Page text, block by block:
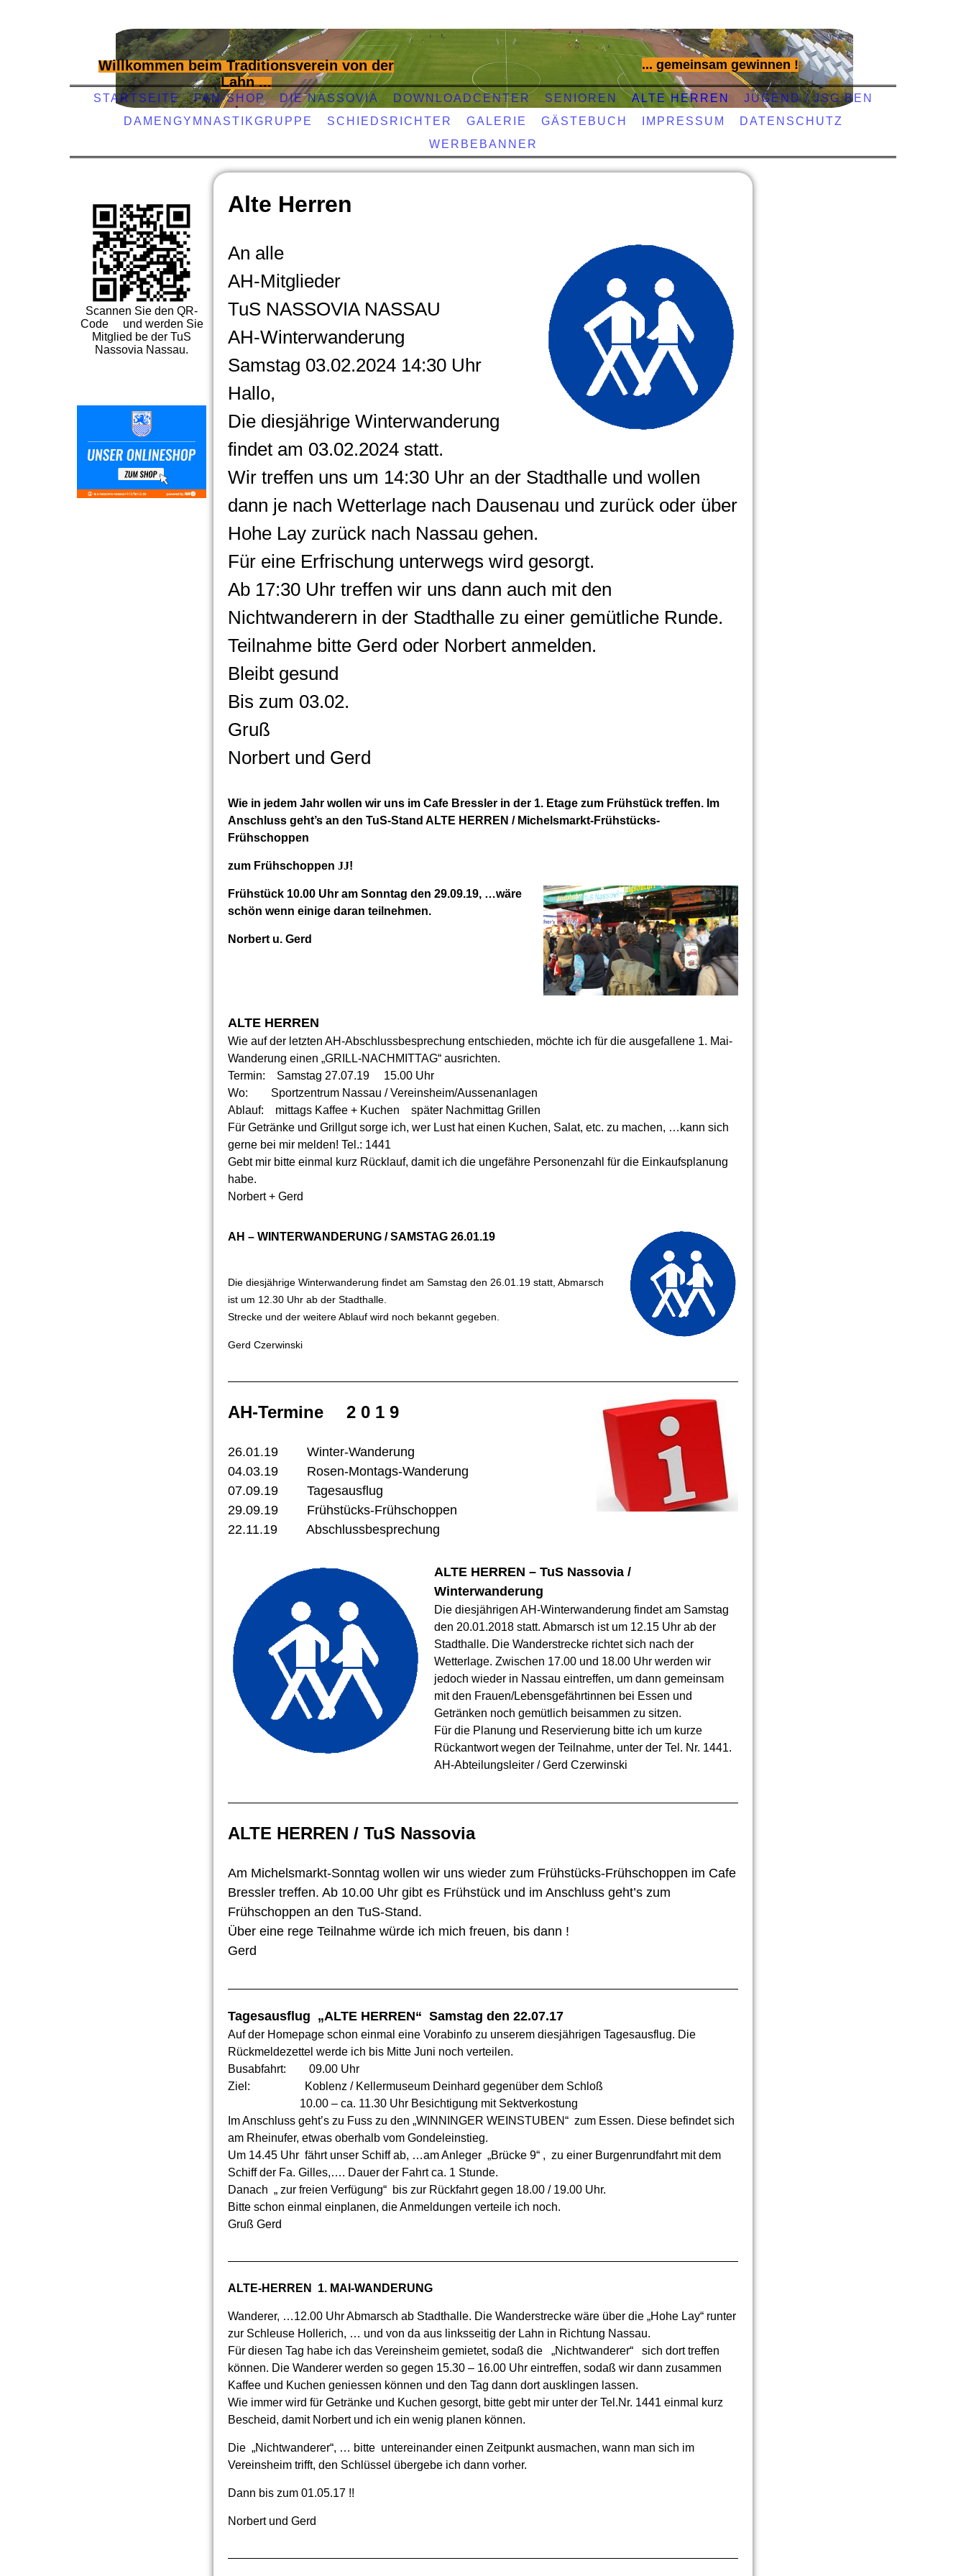
Willkommen beim Traditionsverein von der
Lahn ...
... gemeinsam gewinnen !
STARTSEITE FAN-SHOP DIE NASSOVIA DOWNLOADCENTER SENIOREN ALTE HERREN
JUGEND / JSG BEN
DAMENGYMNASTIKGRUPPE
SCHIEDSRICHTER GALERIE GÄSTEBUCH IMPRESSUM
DATENSCHUTZ
WERBEBANNER
Alte Herren
An alle
AH-Mitglieder
TuS NASSOVIA NASSAU
AH-Winterwanderung
Samstag 03.02.2024 14:30 Uhr
Hallo,
Die diesjährige Winterwanderung
findet am 03.02.2024 statt.
Wir treffen uns um 14:30 Uhr an der Stadthalle und wollen
dann je nach Wetterlage nach Dausenau und zurück oder über
Hohe Lay zurück nach Nassau gehen.
Für eine Erfrischung unterwegs wird gesorgt.
Ab 17:30 Uhr treffen wir uns dann auch mit den
Nichtwanderern in der Stadthalle zu einer gemütliche Runde.
Teilnahme bitte Gerd oder Norbert anmelden.
Bleibt gesund
Bis zum 03.02.
Gruß
Norbert und Gerd
Wie in jedem Jahr wollen wir uns im Cafe Bressler in der 1. Etage zum Frühstück treffen. Im
Anschluss geht’s an den TuS-Stand ALTE HERREN / Michelsmarkt-Frühstücks-
Frühschoppen
zum Frühschoppen JJ!
Frühstück 10.00 Uhr am Sonntag den 29.09.19, …wäre
schön wenn einige daran teilnehmen.
Norbert u. Gerd
ALTE HERREN
Wie auf der letzten AH-Abschlussbesprechung entschieden, möchte ich für die ausgefallene 1. Mai-
Wanderung einen „GRILL-NACHMITTAG“ ausrichten.
Termin: Samstag 27.07.19 15.00 Uhr
Wo: Sportzentrum Nassau / Vereinsheim/Aussenanlagen
Ablauf: mittags Kaffee + Kuchen später Nachmittag Grillen
Für Getränke und Grillgut sorge ich, wer Lust hat einen Kuchen, Salat, etc. zu machen, …kann sich
gerne bei mir melden! Tel.: 1441
Gebt mir bitte einmal kurz Rücklauf, damit ich die ungefähre Personenzahl für die Einkaufsplanung
habe.
Norbert + Gerd
AH – WINTERWANDERUNG / SAMSTAG 26.01.19
Die diesjährige Winterwanderung findet am Samstag den 26.01.19 statt, Abmarsch
ist um 12.30 Uhr ab der Stadthalle.
Strecke und der weitere Ablauf wird noch bekannt gegeben.
Gerd Czerwinski
AH-Termine 2 0 1 9
26.01.19 Winter-Wanderung
04.03.19 Rosen-Montags-Wanderung
07.09.19 Tagesausflug
29.09.19 Frühstücks-Frühschoppen
22.11.19 Abschlussbesprechung
ALTE HERREN – TuS Nassovia /
Winterwanderung
Die diesjährigen AH-Winterwanderung findet am Samstag
den 20.01.2018 statt. Abmarsch ist um 12.15 Uhr ab der
Stadthalle. Die Wanderstrecke richtet sich nach der
Wetterlage. Zwischen 17.00 und 18.00 Uhr werden wir
jedoch wieder in Nassau eintreffen, um dann gemeinsam
mit den Frauen/Lebensgefährtinnen bei Essen und
Getränken noch gemütlich beisammen zu sitzen.
Für die Planung und Reservierung bitte ich um kurze
Rückantwort wegen der Teilnahme, unter der Tel. Nr. 1441.
AH-Abteilungsleiter / Gerd Czerwinski
ALTE HERREN / TuS Nassovia
Am Michelsmarkt-Sonntag wollen wir uns wieder zum Frühstücks-Frühschoppen im Cafe
Bressler treffen. Ab 10.00 Uhr gibt es Frühstück und im Anschluss geht’s zum
Frühschoppen an den TuS-Stand.
Über eine rege Teilnahme würde ich mich freuen, bis dann !
Gerd
Tagesausflug „ALTE HERREN“ Samstag den 22.07.17
Auf der Homepage schon einmal eine Vorabinfo zu unserem diesjährigen Tagesausflug. Die
Rückmeldezettel werde ich bis Mitte Juni noch verteilen.
Busabfahrt: 09.00 Uhr
Ziel: Koblenz / Kellermuseum Deinhard gegenüber dem Schloß
10.00 – ca. 11.30 Uhr Besichtigung mit Sektverkostung
Im Anschluss geht’s zu Fuss zu den „WINNINGER WEINSTUBEN“ zum Essen. Diese befindet sich
am Rheinufer, etwas oberhalb vom Gondeleinstieg.
Um 14.45 Uhr fährt unser Schiff ab, …am Anleger „Brücke 9“ , zu einer Burgenrundfahrt mit dem
Schiff der Fa. Gilles,…. Dauer der Fahrt ca. 1 Stunde.
Danach „ zur freien Verfügung“ bis zur Rückfahrt gegen 18.00 / 19.00 Uhr.
Bitte schon einmal einplanen, die Anmeldungen verteile ich noch.
Gruß Gerd
ALTE-HERREN 1. MAI-WANDERUNG
Wanderer, …12.00 Uhr Abmarsch ab Stadthalle. Die Wanderstrecke wäre über die „Hohe Lay“ runter
zur Schleuse Hollerich, … und von da aus linksseitig der Lahn in Richtung Nassau.
Für diesen Tag habe ich das Vereinsheim gemietet, sodaß die „Nichtwanderer“ sich dort treffen
können. Die Wanderer werden so gegen 15.30 – 16.00 Uhr eintreffen, sodaß wir dann zusammen
Kaffee und Kuchen geniessen können und den Tag dann dort ausklingen lassen.
Wie immer wird für Getränke und Kuchen gesorgt, bitte gebt mir unter der Tel.Nr. 1441 einmal kurz
Bescheid, damit Norbert und ich ein wenig planen können.
Die „Nichtwanderer“, … bitte untereinander einen Zeitpunkt ausmachen, wann man sich im
Vereinsheim trifft, den Schlüssel übergebe ich dann vorher.
Dann bis zum 01.05.17 !!
Norbert und Gerd
Scannen Sie den QR-
Code und werden Sie
Mitglied be der TuS
Nassovia Nassau.